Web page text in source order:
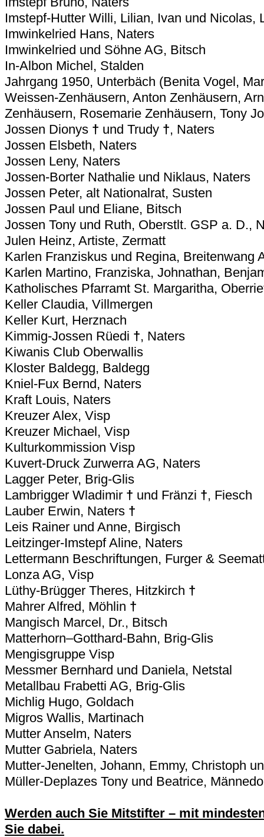
Imstepf-Hutter Willi, Lilian, Ivan und Nicolas,
Imwinkelried Hans, Naters
Imwinkelried und Söhne AG, Bitsch
In-Albon Michel, Stalden
Jahrgang 1950, Unterbäch (Benita Vogel,
Weissen-Zenhäusern, Anton Zenhäusern,
Zenhäusern, Rosemarie Zenhäusern, Tony
Jossen Dionys † und Trudy †, Naters
Jossen Elsbeth, Naters
Jossen Leny, Naters
Jossen-Borter Nathalie und Niklaus, Naters
Jossen Peter, alt Nationalrat, Susten
Jossen Paul und Eliane, Bitsch
Jossen Tony und Ruth, Oberstlt. GSP a. D.,
Julen Heinz, Artiste, Zermatt
Karlen Franziskus und Regina, Breitenwang
Karlen Martino, Franziska, Johnathan,
Katholisches Pfarramt St. Margaritha,
Keller Claudia, Villmergen
Keller Kurt, Herznach
Kimmig-Jossen Rüedi †, Naters
Kiwanis Club Oberwallis
Kloster Baldegg, Baldegg
Kniel-Fux Bernd, Naters
Kraft Louis, Naters
Kreuzer Alex, Visp
Kreuzer Michael, Visp
Kulturkommission Visp
Kuvert-Druck Zurwerra AG, Naters
Lagger Peter, Brig-Glis
Lambrigger Wladimir † und Fränzi †, Fiesch
Lauber Erwin, Naters †
Leis Rainer und Anne, Birgisch
Leitzinger-Imstepf Aline, Naters
Lettermann Beschriftungen, Furger &
Lonza AG, Visp
Lüthy-Brügger Theres, Hitzkirch †
Mahrer Alfred, Möhlin †
Mangisch Marcel, Dr., Bitsch
Matterhorn–Gotthard-Bahn, Brig-Glis
Mengisgruppe Visp
Messmer Bernhard und Daniela, Netstal
Metallbau Frabetti AG, Brig-Glis
Michlig Hugo, Goldach
Migros Wallis, Martinach
Mutter Anselm, Naters
Mutter Gabriela, Naters
Mutter-Jenelten, Johann, Emmy, Christoph
Müller-Deplazes Tony und Beatrice,
Werden auch Sie Mitstifter – mit
Sie dabei.